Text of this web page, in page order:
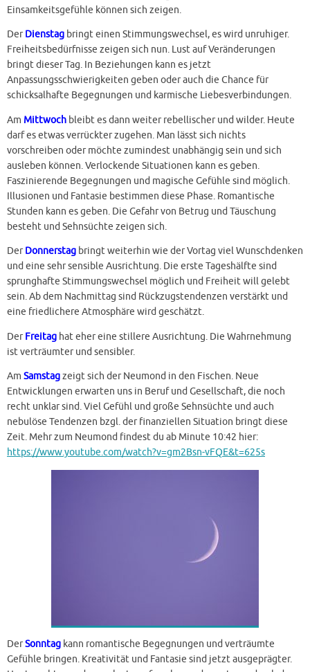
Einsamkeitsgefühle können sich zeigen.
DerDienstag bringt einen Stimmungswechsel, es wird unruhiger.
Freiheitsbedürfnisse zeigen sich nun. Lust auf Veränderungen
bringt dieser Tag. In Beziehungen kann es jetzt
Anpassungsschwierigkeiten geben oder auch die Chance für
schicksalhafte Begegnungen und karmische Liebesverbindungen.
Am Mittwoch bleibt es dann weiter rebellischer und wilder. Heute
darf es etwas verrückter zugehen. Man lässt sich nichts
vorschreiben oder möchte zumindest unabhängig sein und sich
ausleben können. Verlockende Situationen kann es geben.
Faszinierende Begegnungen und magische Gefühle sind möglich.
Illusionen und Fantasie bestimmen diese Phase. Romantische
Stunden kann es geben. Die Gefahr von Betrug und Täuschung
besteht und Sehnsüchte zeigen sich.
DerDonnerstag bringt weiterhin wie der Vortag viel Wunschdenken
und eine sehr sensible Ausrichtung. Die erste Tageshälfte sind
sprunghafte Stimmungswechsel möglich und Freiheit will gelebt
sein. Ab dem Nachmittag sind Rückzugstendenzen verstärkt und
eine friedlichere Atmosphäre wird geschätzt.
DerFreitag hat eher eine stillere Ausrichtung. Die Wahrnehmung
ist verträumter und sensibler.
Am Samstagzeigt sich der Neumond in den Fischen. Neue
Entwicklungen erwarten uns in Beruf und Gesellschaft, die noch
recht unklar sind. Viel Gefühl und große Sehnsüchte und auch
nebulöse Tendenzen bzgl. der finanziellen Situation bringt diese
Zeit. Mehr zum Neumond findest du ab Minute 10:42 hier:
https://www.youtube.com/watch?v=gm2Bsn-vFQE&t=625s
DerSonntag kann romantische Begegnungen und verträumte
Gefühle bringen. Kreativität und Fantasie sind jetzt ausgeprägter.